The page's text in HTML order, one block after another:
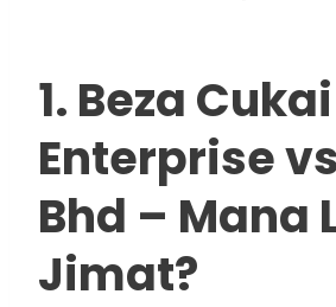
1. Beza Cukai
Enterprise
Bhd – Mana
Jimat?